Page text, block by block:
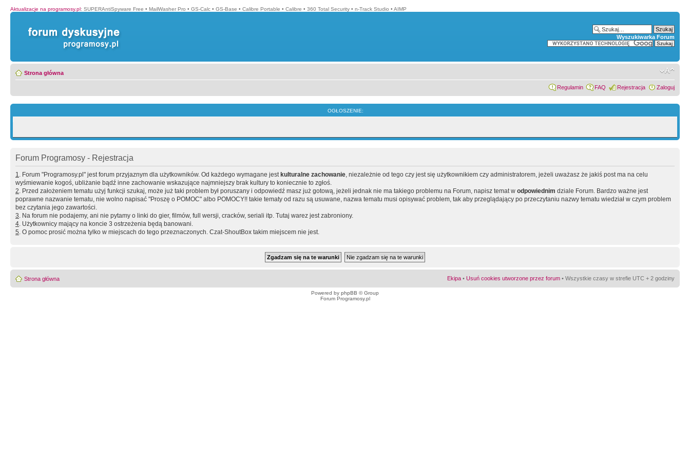
Aktualizacje na programosy.pl: SUPERAntiSpyware Free • MailWasher Pro • GS-Calc • GS-Base • Calibre Portable • Calibre • 360 Total Security • n-Track Studio • AIMP
Wyszukiwarka Forum
Strona główna
Regulamin FAQ Rejestracja Zaloguj
OGŁOSZENIE:
Forum Programosy - Rejestracja
1. Forum "Programosy.pl" jest forum przyjaznym dla użytkowników. Od każdego wymagane jest kulturalne zachowanie, niezależnie od tego czy jest się użytkownikiem czy administratorem, jeżeli uważasz że jakiś post ma na celu
wyśmiewanie kogoś, ubliżanie bądź inne zachowanie wskazujące najmniejszy brak kultury to koniecznie to zgłoś.
2. Przed założeniem tematu użyj funkcji szukaj, może już taki problem był poruszany i odpowiedź masz już gotową, jeżeli jednak nie ma takiego problemu na Forum, napisz temat w odpowiednim dziale Forum. Bardzo ważne jest
poprawne nazwanie tematu, nie wolno napisać "Proszę o POMOC" albo POMOCY!! takie tematy od razu są usuwane, nazwa tematu musi opisywać problem, tak aby przeglądający po przeczytaniu nazwy tematu wiedział w czym problem
bez czytania jego zawartości.
3. Na forum nie podajemy, ani nie pytamy o linki do gier, filmów, full wersji, cracków, seriali itp. Tutaj warez jest zabroniony.
4. Użytkownicy mający na koncie 3 ostrzeżenia będą banowani.
5. O pomoc prosić można tylko w miejscach do tego przeznaczonych. Czat-ShoutBox takim miejscem nie jest.
Strona główna Ekipa • Usuń cookies utworzone przez forum • Wszystkie czasy w strefie UTC + 2 godziny
Powered by phpBB © Group
Forum Programosy.pl